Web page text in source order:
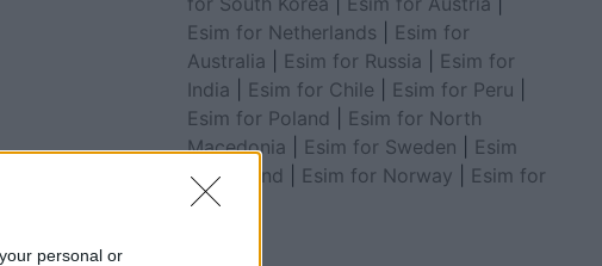
personal or
Esim for Netherlands
Esim for
Australia
Esim for Russia
Esim for
India
Esim for Chile Esim for Peru
Esim for Poland
Esim for North
Macedonia
Esim for Sweden
Esim
for Finland
Esim for Norway
Esim for
Belgium